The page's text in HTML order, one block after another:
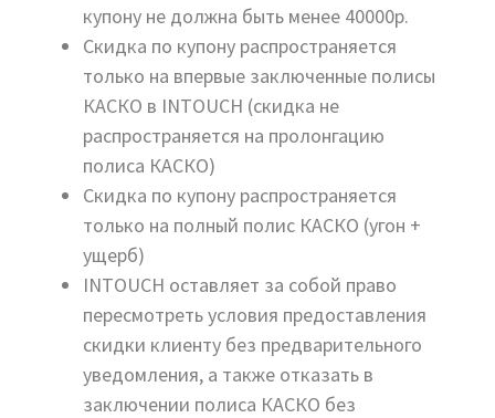
купону не должна быть менее 40000р.
Скидка по купону распространяется
только на впервые заключенные полисы
КАСКО в INTOUCH (скидка не
распространяется на пролонгацию
полиса КАСКО)
Скидка по купону распространяется
только на полный полис КАСКО (угон +
ущерб)
INTOUCH оставляет за собой право
пересмотреть условия предоставления
скидки клиенту без предварительного
уведомления, а также отказать в
заключении полиса КАСКО без